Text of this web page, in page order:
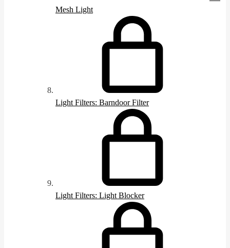
Mesh Light
Light Filters: Barndoor Filter
Light Filters: Light Blocker